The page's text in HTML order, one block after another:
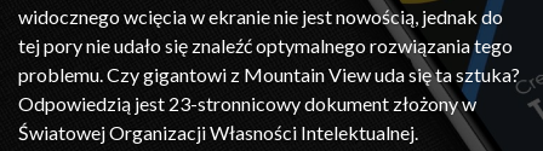
widocznego wcięcia w ekranie nie jest nowością, jednak do
tej pory nie udało się znaleźć optymalnego rozwiązania tego
problemu. Czy gigantowi z Mountain View uda się ta sztuka?
Odpowiedzią jest 23-stronnicowy dokument złożony w
Światowej Organizacji Własności Intelektualnej.